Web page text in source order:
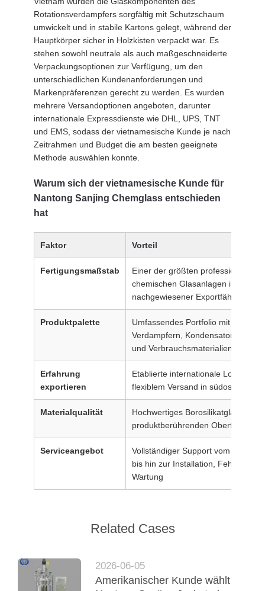
Rotationsverdampfers sorgfältig mit Schutzschaum
umwickelt und in stabile Kartons gelegt, während der
Hauptkörper sicher in Holzkisten verpackt war. Es
stehen sowohl neutrale als auch maßgeschneiderte
Verpackungsoptionen zur Verfügung, um den
unterschiedlichen Kundenanforderungen und
Markenpräferenzen gerecht zu werden. Es wurden
mehrere Versandoptionen angeboten, darunter
internationale Expressdienste wie DHL, UPS, TNT
und EMS, sodass der vietnamesische Kunde je nach
Zeitrahmen und Budget die am besten geeignete
Methode auswählen konnte.
Warum sich der vietnamesische Kunde für
Nantong Sanjing Chemglass entschieden
hat
Faktor Vorteil
Fertigungsmaßstab
Einer der größten professionellen
chemischen Glasanlagen in China
nachgewiesener Exportfähigkeit
Produktpalette
Umfassendes Portfolio mit
Verdampfern, Kondensatoren,
und Verbrauchsmaterialien
Erfahrung
exportieren
Etablierte internationale
flexiblem Versand in
Materialqualität
Hochwertiges Borosilikatglas 3.3
produktberührenden Oberflächen
Serviceangebot
Vollständiger Support vom Design
bis hin zur Installation,
Wartung
Related Cases
2026-06-05
Amerikanischer Kunde wählt